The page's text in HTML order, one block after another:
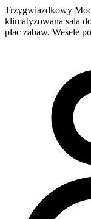
Trzygwiazdkowy
klimatyzowana sala
plac zabaw. Wesele